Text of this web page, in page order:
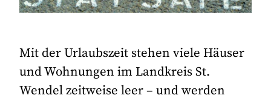
Mit der Urlaubszeit stehen viele Häuser
und Wohnungen im Landkreis St.
Wendel zeitweise leer – und werden